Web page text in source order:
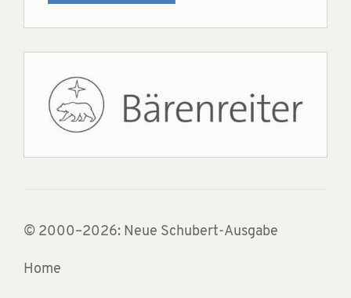
© 2000–2026: Neue Schubert-Ausgabe
Home